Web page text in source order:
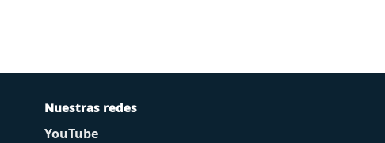
Nuestras redes
YouTube